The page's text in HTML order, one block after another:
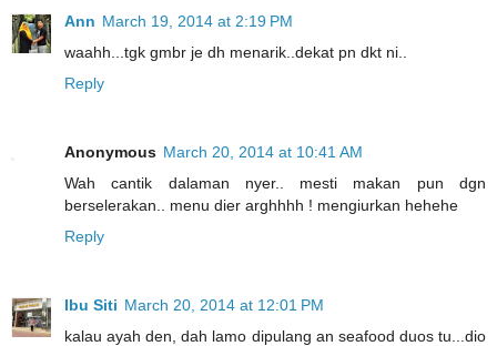
Ann March 19, 2014 at 2:19 PM
waahh...tgk gmbr je dh menarik..dekat pn dkt ni..
Reply
Anonymous March 20, 2014 at 10:41 AM
Wah cantik dalaman nyer.. mesti makan pun dgn
berselerakan.. menu dier arghhhh ! mengiurkan hehehe
Reply
Ibu Siti March 20, 2014 at 12:01 PM
kalau ayah den, dah lamo dipulang an seafood duos tu...dio